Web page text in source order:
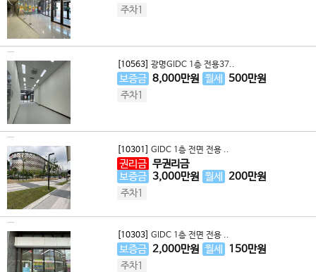
주차1
[10563] 광명GIDC 1층 전용37..
보증금 8,000만원 월세 500만원
주차1
[10301] GIDC 1층 전면 전용 ..
권리금 무권리금
보증금 3,000만원 월세 200만원
주차1
[10303] GIDC 1층 전면 전용 ..
보증금 2,000만원 월세 150만원
주차1